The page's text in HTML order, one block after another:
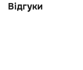
Відгуки